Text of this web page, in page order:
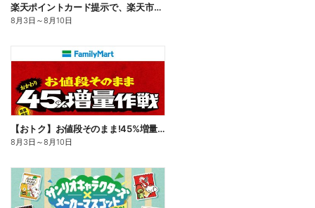
楽天ポイントカード提示で、楽天市場でのお買い物がおトクに!
8月3日 ～8月10日
【おトク】お値段そのまま!45%増量作戦!
8月3日 ～8月10日